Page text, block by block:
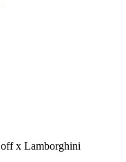
x Lamborghini